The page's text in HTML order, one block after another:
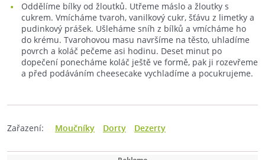
Oddělíme bílky od žloutků. Utřeme máslo a žloutky s
cukrem. Vmícháme tvaroh, vanilkový cukr, šťávu z limetky a
pudinkový prášek. Ušleháme sníh z bílků a vmícháme ho
do krému. Tvarohovou masu navršíme na těsto, uhladíme
povrch a koláč pečeme asi hodinu. Deset minut po
dopečení ponecháme koláč ještě ve formě, pak ji rozevřeme
a před podáváním cheesecake vychladíme a pocukrujeme.
Zařazení: Moučníky Dorty Dezerty